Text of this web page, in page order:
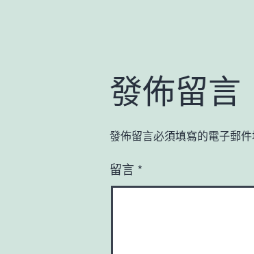
發佈留言
發佈留言必須填寫的電子郵
留言 *